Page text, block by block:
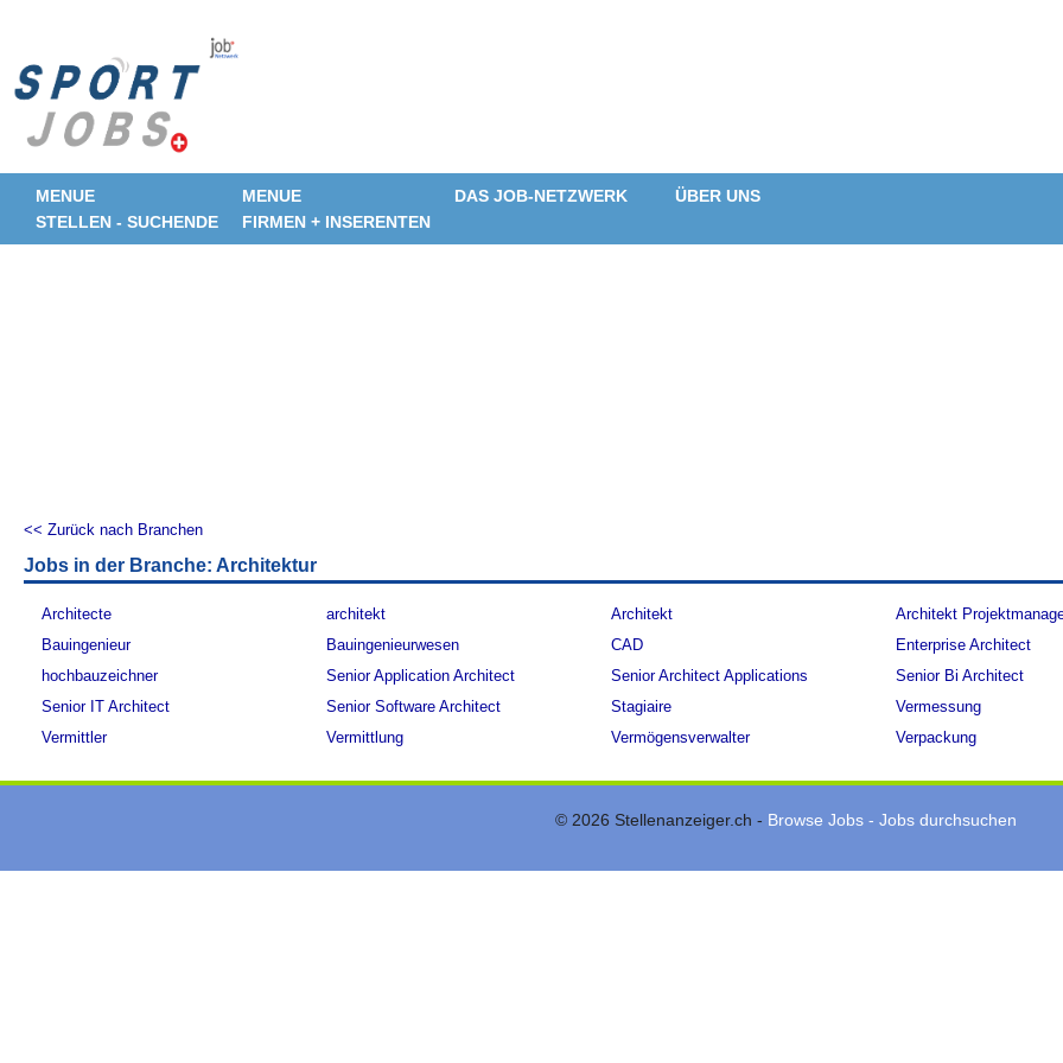
MENUE
STELLEN - SUCHENDE
MENUE
FIRMEN + INSERENTEN
DAS JOB-NETZWERK ÜBER UNS
<< Zurück nach Branchen
Jobs in der Branche: Architektur
Architecte architekt Architekt
Architekt
Bauingenieur
Bauingenieurwesen CAD
Enterprise Architect
hochbauzeichner
Senior Application Architect Senior Architect Applications
Senior Bi Architect
Senior IT Architect
Senior Software Architect Stagiaire
Vermessung
Vermittler
Vermittlung Vermögensverwalter Verpackung
© 2026 Stellenanzeiger.ch - Browse Jobs - Jobs durchsuchen